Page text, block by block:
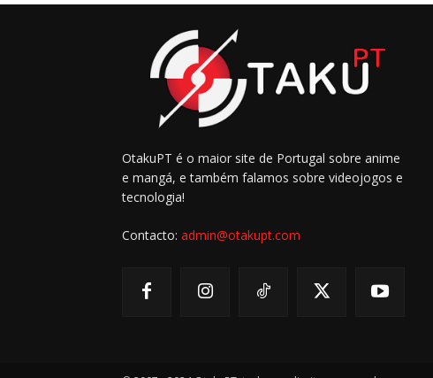
OtakuPT é o maior site de Portugal sobre anime
e mangá, e também falamos sobre videojogos e
tecnologia!
Contacto: admin@otakupt.com